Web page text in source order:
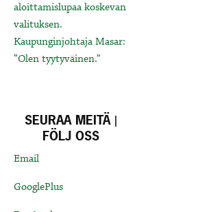
aloittamislupaa koskevan
valituksen.
Kaupunginjohtaja Masar:
“Olen tyytyväinen.”
SEURAA MEITÄ |
FÖLJ OSS
Email
GooglePlus